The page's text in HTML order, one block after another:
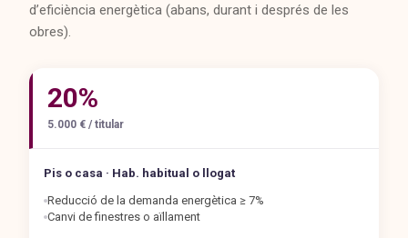
d’eficiència energètica (abans, durant i després de les
obres).
20%
5.000 € / titular
Pis o casa · Hab. habitual o llogat
Reducció de la demanda energètica ≥ 7%
Canvi de finestres o aïllament